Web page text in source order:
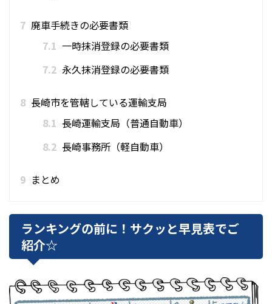
7 廃車手続きの必要書類
7.1 一時抹消登録の必要書類
7.2 永久抹消登録の必要書類
8 長崎市を管轄している運輸支局
8.1 長崎運輸支局（普通自動車）
8.2 長崎事務所（軽自動車）
9 まとめ
ランキングの前に！サクッと早見表でご
紹介☆